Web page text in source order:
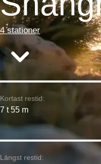
4 stationer
Kortast restid:
7 t 55 m
Längst restid: